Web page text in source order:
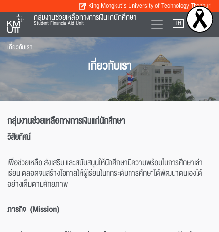
King Mongkut’s University of Technology Thonburi
กลุ่มงานช่วยเหลือทางการเงินแก่นักศึกษา
Student Financial Aid Unit TH EN
เกี่ยวกับเรา
เกี่ยวกับเรา
กลุ่มงานช่วยเหลือทางการเงินแก่นักศึกษา
วิสัยทัศน์
เพื่อช่วยเหลือ ส่งเสริม และสนับสนุนให้นักศึกษามีความพร้อมในการศึกษาเล่า
เรียน ตลอดจนสร้างโอกาสให้ผู้เรียนในทุกระดับการศึกษาได้พัฒนาตนเองได้
อย่างเต็มตามศักยภาพ
ภารกิจ (Mission)